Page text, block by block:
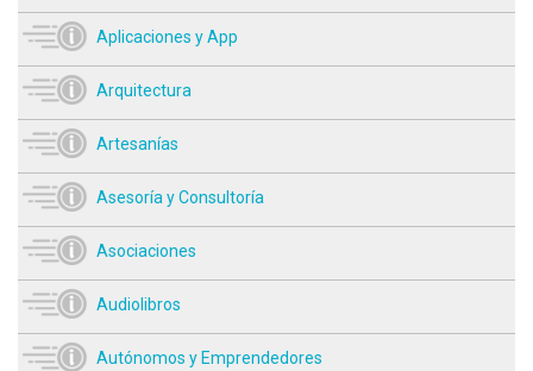
Aplicaciones y App
Arquitectura
Artesanías
Asesoría y Consultoría
Asociaciones
Audiolibros
Autónomos y Emprendedores